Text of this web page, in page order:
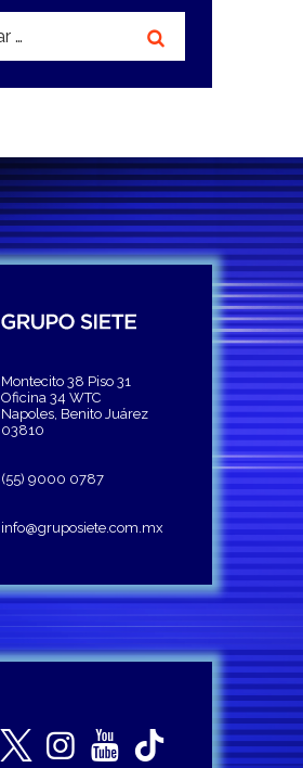
Montecito 38 Piso 31
Oficina 34 WTC
Napoles, Benito Juárez
03810
(55) 9000 0787
info@gruposiete.com.mx